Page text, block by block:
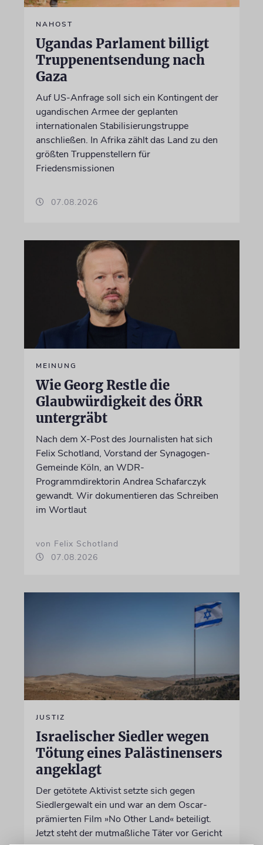
NAHOST
Ugandas Parlament billigt
Truppenentsendung nach
Gaza
Auf US-Anfrage soll sich ein Kontingent der
ugandischen Armee der geplanten
internationalen Stabilisierungstruppe
anschließen. In Afrika zählt das Land zu den
größten Truppenstellern für
Friedensmissionen
07.08.2026
MEINUNG
Wie Georg Restle die
Glaubwürdigkeit des ÖRR
untergräbt
Nach dem X-Post des Journalisten hat sich
Felix Schotland, Vorstand der Synagogen-
Gemeinde Köln, an WDR-
Programmdirektorin Andrea Schafarczyk
gewandt. Wir dokumentieren das Schreiben
im Wortlaut
von Felix Schotland
07.08.2026
JUSTIZ
Israelischer Siedler wegen
Tötung eines Palästinensers
angeklagt
Der getötete Aktivist setzte sich gegen
Siedlergewalt ein und war an dem Oscar-
prämierten Film »No Other Land« beteiligt.
Jetzt steht der mutmaßliche Täter vor Gericht